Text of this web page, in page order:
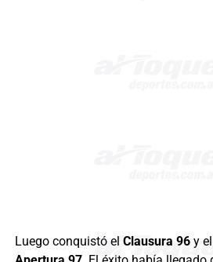
Luego conquistó el Clausura 96y el